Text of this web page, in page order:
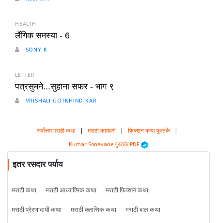
HEALTH
लैंगिक समस्या - 6
SONY K
LETTER
पत्रसुमने...सुहाना सफर - भाग ९
VRISHALI GOTKHINDIKAR
सर्वोत्तम मराठी कथा | मराठी कादंबरी | फिक्शन कथा पुस्तके |
Kumar Sonavane पुस्तके PDF
इतर रसदार पर्याय
मराठी कथा मराठी आध्यात्मिक कथा
मराठी फिक्शन कथा
मराठी प्रेरणादायी कथा
मराठी क्लासिक कथा
मराठी बाल कथा